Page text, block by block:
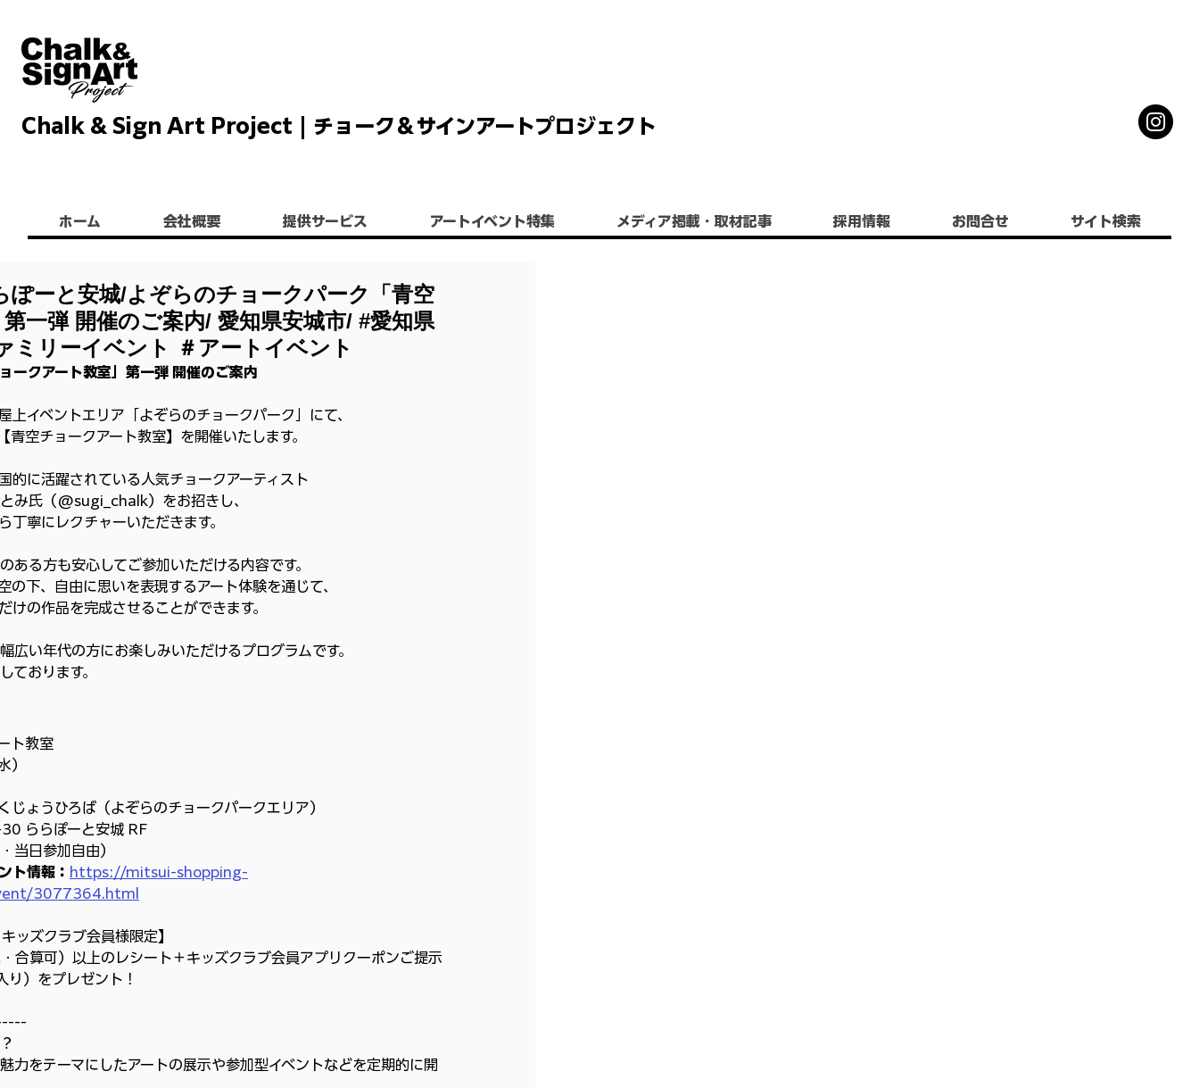
Chalk & Sign Art Project | チョーク＆サインアートプロジェクト
ホーム 会社概要 提供サービス アートイベント特集 ​メディア掲載・取材記事 採用情報 お問合せ サイト検索
ーと安城/よぞらのチョークパーク「青空
一弾 開催のご案内/ 愛知県安城市/ #愛知県
ミリーイベント ＃アートイベント
ークアート教室」第一弾 開催のご案内
上イベントエリア「よぞらのチョークパーク」にて、
青空チョークアート教室】を開催いたします。
的に活躍されている人気チョークアーティスト
み氏（@sugi_chalk）をお招きし、
丁寧にレクチャーいただきます。
ある方も安心してご参加いただける内容です。
の下、自由に思いを表現するアート体験を通じて、
けの作品を完成させることができます。
広い年代の方にお楽しみいただけるプログラムです。
ております。
ト教室
）
じょうひろば（よぞらのチョークパークエリア）
ららぽーと安城 RF
当日参加自由）
ト情報： https://mitsui-shopping-
3077364.html
ッズクラブ会員様限定】
合算可）以上のレシート＋キッズクラブ会員アプリクーポンご提示
）をプレゼント！
力をテーマにしたアートの展示や参加型イベントなどを定期的に開